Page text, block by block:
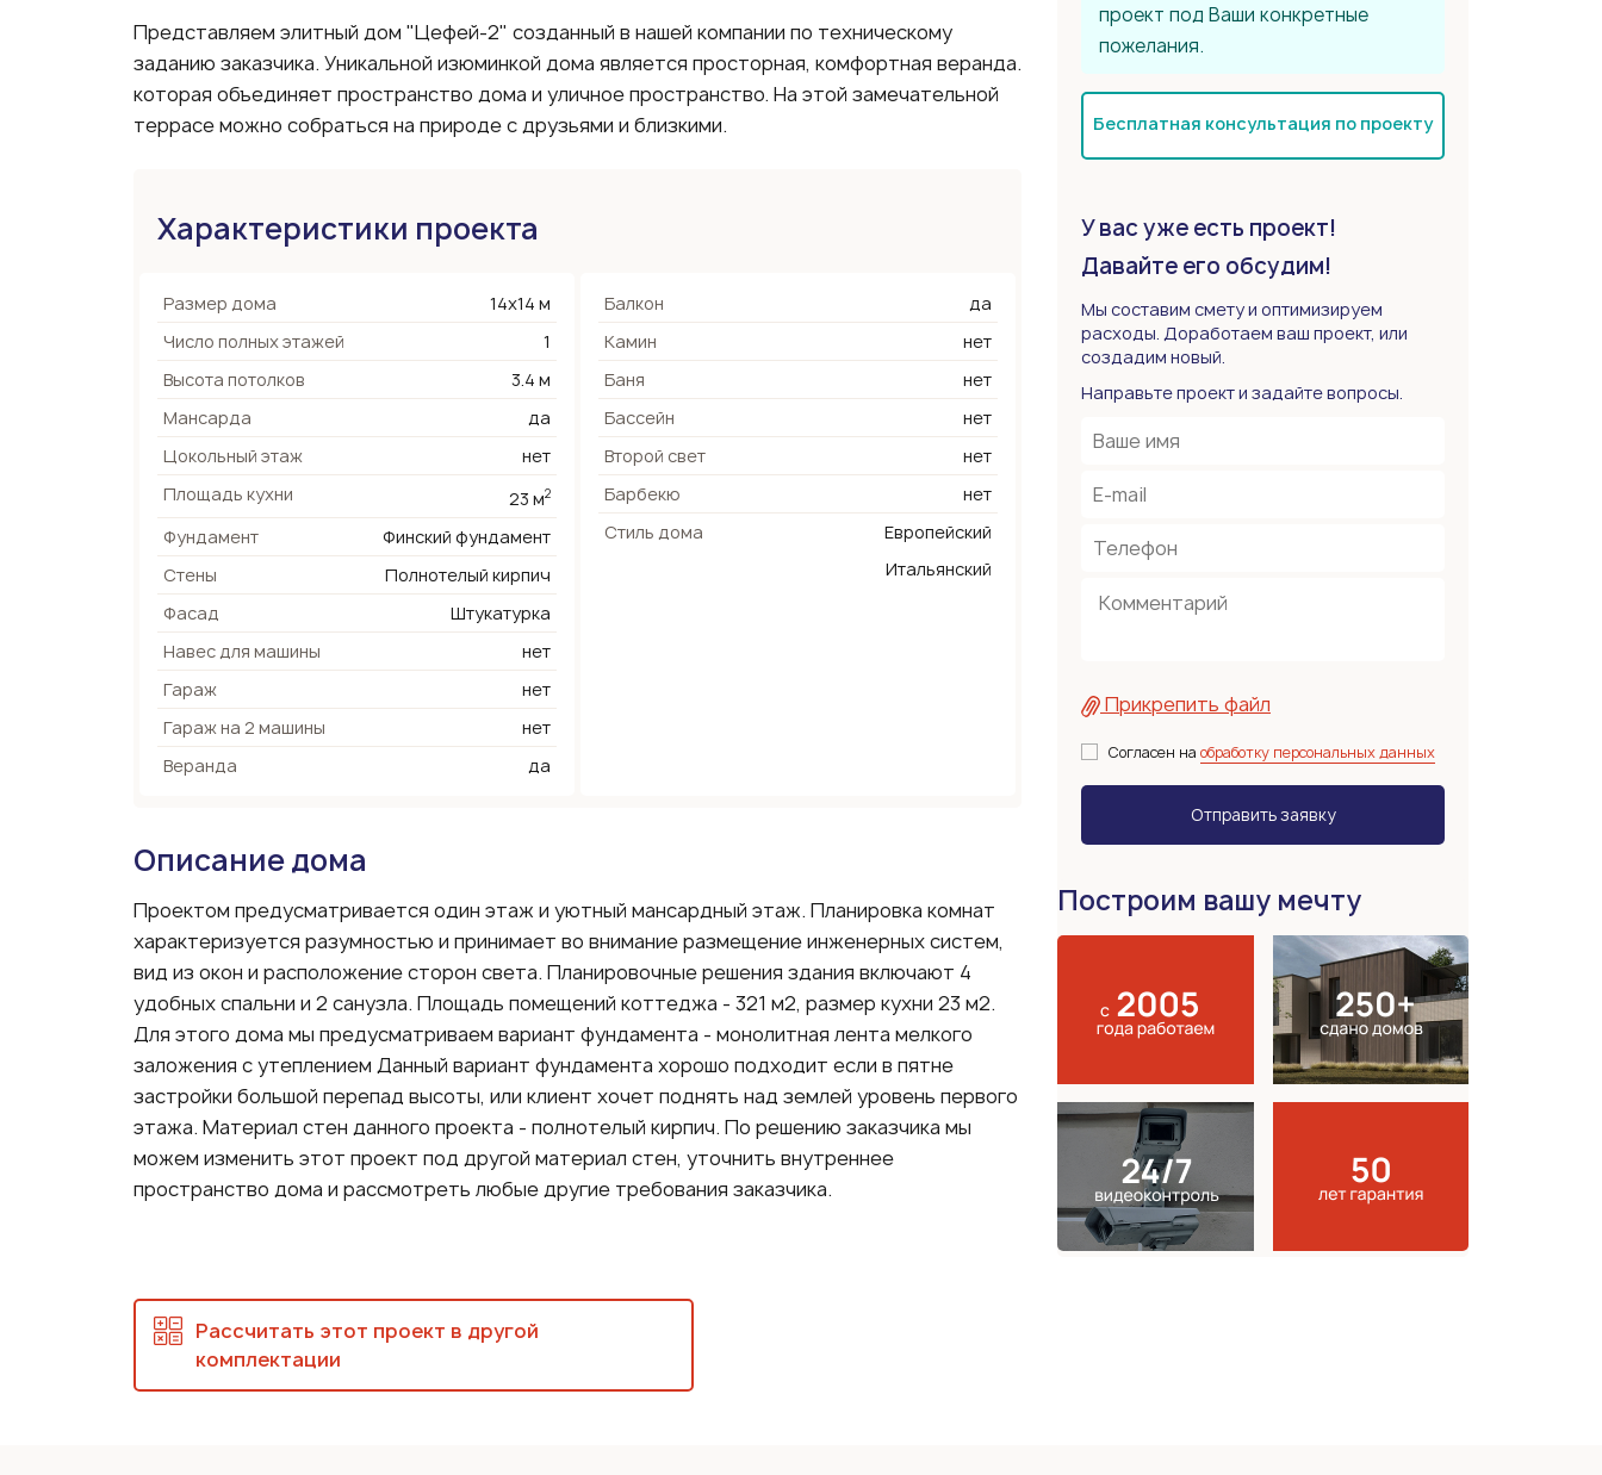
Представляем элитный дом "Цефей-2" созданный в нашей компании по техническому
заданию заказчика. Уникальной изюминкой дома является просторная, комфортная веранда.
которая объединяет пространство дома и уличное пространство. На этой замечательной
террасе можно собраться на природе с друзьями и близкими.
Характеристики проекта
Размер дома
14х14 м
Число полных этажей
1
Высота потолков
3.4 м
Мансарда
да
Цокольный этаж
нет
Площадь кухни
23 м2
Фундамент
Финский фундамент
Стены
Полнотелый кирпич
Фасад
Штукатурка
Навес для машины
нет
Гараж
нет
Гараж на 2 машины
нет
Веранда
да
Балкон
да
Камин
нет
Баня
нет
Бассейн
нет
Второй свет
нет
Барбекю
нет
Стиль дома
Европейский
Итальянский
Описание дома
Проектом предусматривается один этаж и уютный мансардный этаж. Планировка комнат
характеризуется разумностью и принимает во внимание размещение инженерных систем,
вид из окон и расположение сторон света. Планировочные решения здания включают 4
удобных спальни и 2 санузла. Площадь помещений коттеджа - 321 м2, размер кухни 23 м2.
Для этого дома мы предусматриваем вариант фундамента - монолитная лента мелкого
заложения с утеплением Данный вариант фундамента хорошо подходит если в пятне
застройки большой перепад высоты, или клиент хочет поднять над землей уровень первого
этажа. Материал стен данного проекта - полнотелый кирпич. По решению заказчика мы
можем изменить этот проект под другой материал стен, уточнить внутреннее
пространство дома и рассмотреть любые другие требования заказчика.
проект под Ваши конкретные
пожелания.
Бесплатная консультация по проекту
У вас уже есть проект!
Давайте его обсудим!
Мы составим смету и оптимизируем
расходы. Доработаем ваш проект, или
создадим новый.
Направьте проект и задайте вопросы.
Прикрепить файл
Согласен на обработку персональных данных
Построим вашу мечту
Рассчитать этот проект в другой
комплектации